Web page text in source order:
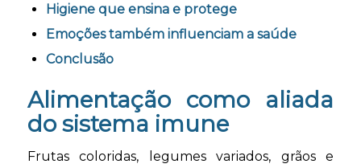
Higiene que ensina e protege
Emoções também influenciam a saúde
Conclusão
Alimentação como aliada
do sistema imune
Frutas coloridas, legumes variados, grãos e